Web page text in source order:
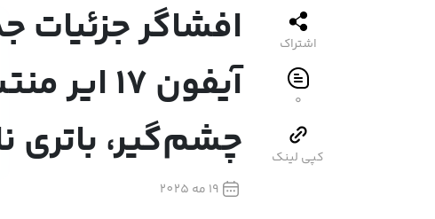
افشاگر جزئیات
آیفون ۱۷
چشم‌گیر، باتری
19 مه 2025
اشتراک
۰
کپی لینک